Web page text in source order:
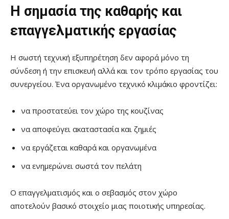
Η σημασία της καθαρής και
επαγγελματικής εργασίας
Η σωστή τεχνική εξυπηρέτηση δεν αφορά μόνο τη
σύνδεση ή την επισκευή αλλά και τον τρόπο εργασίας του
συνεργείου. Ένα οργανωμένο τεχνικό κλιμάκιο φροντίζει:
να προστατεύει τον χώρο της κουζίνας
να αποφεύγει ακαταστασία και ζημιές
να εργάζεται καθαρά και οργανωμένα
να ενημερώνει σωστά τον πελάτη
Ο επαγγελματισμός και ο σεβασμός στον χώρο
αποτελούν βασικό στοιχείο μιας ποιοτικής υπηρεσίας.